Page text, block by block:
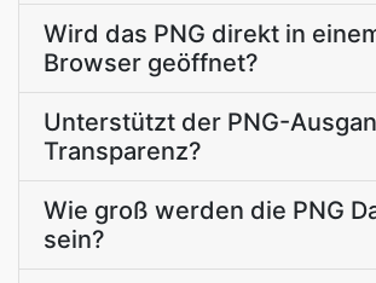
Wird das PNG direkt in
Browser geöffnet?
Unterstützt der PNG-
Transparenz?
Wie groß werden die PNG
sein?